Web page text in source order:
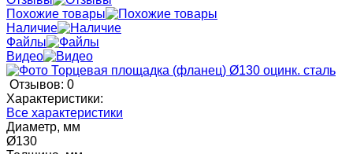
Похожие товары
Наличие
Файлы
Видео
Отзывов: 0
Характеристики:
Все характеристики
Диаметр, мм
Ø130